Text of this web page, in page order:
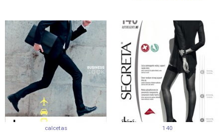
calcetas 140